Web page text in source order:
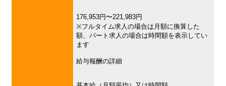
176,953円〜221,983円
※フルタイム求人の場合は月額に換算した
額、パート求人の場合は時間額を表示してい
ます
給与報酬の詳細